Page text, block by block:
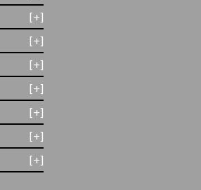
[+]
[+]
[+]
[+]
[+]
[+]
[+]